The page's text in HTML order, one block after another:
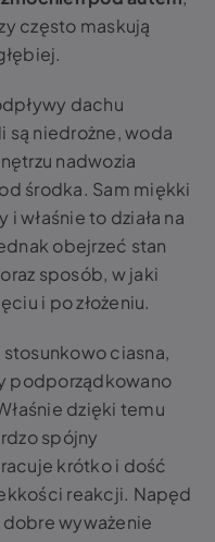
często maskują
dachu
są niedrożne, woda
nadwozia
środka. Sam miękki
właśnie to działa na
obejrzeć stan
sposób, w jaki
i po złożeniu.
ciasna,
podporządkowano
dzięki temu
spójny
krótko i dość
reakcji. Napęd
dobre wyważenie